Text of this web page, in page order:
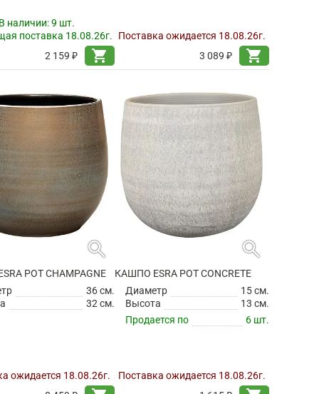
наличии:9 шт.
поставка 18.08.26г.
2 159 ₽
shopping_cart
Поставка ожидается 18.08.26г.
3 089 ₽
shopping_cart
search
POT CHAMPAGNE
36 см.
32 см.
ожидается 18.08.26г.
search
КАШПО ESRA POT CONCRETE
Диаметр
15 см.
Высота
13 см.
Продается по
6 шт.
Поставка ожидается 18.08.26г.